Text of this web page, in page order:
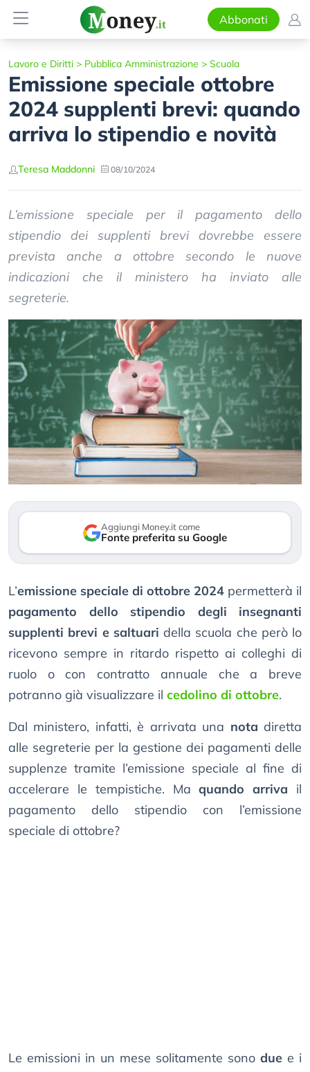
Abbonati
Lavoro e Diritti > Pubblica Amministrazione > Scuola
Emissione speciale ottobre
2024 supplenti brevi: quando
arriva lo stipendio e novità
Teresa Maddonni 08/10/2024
L’emissione speciale per il pagamento dello
stipendio dei supplenti brevi dovrebbe essere
prevista anche a ottobre secondo le nuove
indicazioni che il ministero ha inviato alle
segreterie.
Aggiungi Money.it come
Fonte preferita su Google
L’emissione speciale di ottobre 2024 permetterà il
pagamento dello stipendio degli insegnanti
supplenti brevi e saltuari della scuola che però lo
ricevono sempre in ritardo rispetto ai colleghi di
ruolo o con contratto annuale che a breve
potranno già visualizzare il cedolino di ottobre.
Dal ministero, infatti, è arrivata una nota diretta
alle segreterie per la gestione dei pagamenti delle
supplenze tramite l’emissione speciale al fine di
accelerare le tempistiche. Maquando arriva il
pagamento dello stipendio con l’emissione
speciale di ottobre?
Le emissioni in un mese solitamente sono due e i